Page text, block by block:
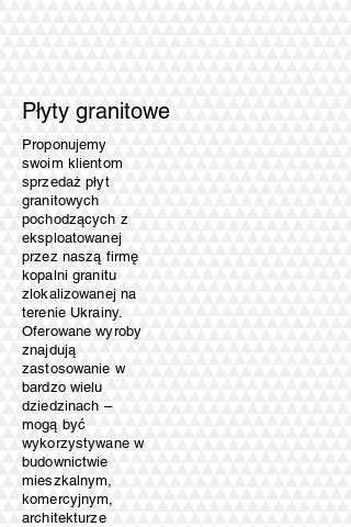
Płyty granitowe
Proponujemy
swoim klientom
sprzedaż płyt
granitowych
pochodzących z
eksploatowanej
przez naszą firmę
kopalni granitu
zlokalizowanej na
terenie Ukrainy.
Oferowane wyroby
znajdują
zastosowanie w
bardzo wielu
dziedzinach –
mogą być
wykorzystywane w
budownictwie
mieszkalnym,
komercyjnym,
architekturze